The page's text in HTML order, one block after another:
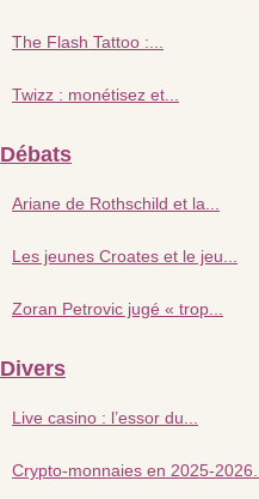
The Flash Tattoo :...
Twizz : monétisez et...
Débats
Ariane de Rothschild et la...
Les jeunes Croates et le jeu...
Zoran Petrovic jugé « trop...
Divers
Live casino : l’essor du...
Crypto-monnaies en 2025-2026...